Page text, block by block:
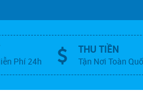
Phí 24h
THU TIỀN
Tận Nơi Toàn